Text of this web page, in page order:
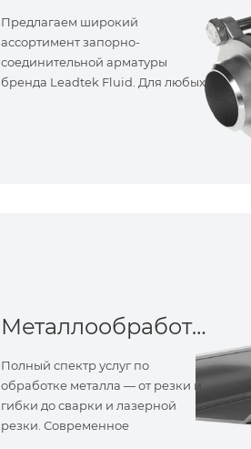
Предлагаем широкий
ассортимент запорно-
соединительной арматуры
бренда Leadtek Fluid. Для любых
Металлообработка
Полный спектр услуг по
обработке металла — от резки и
гибки до сварки и лазерной
резки. Современное